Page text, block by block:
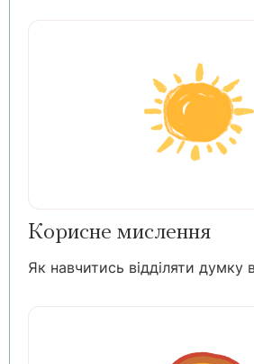
Корисне мислення
Як навчитись відділяти думку